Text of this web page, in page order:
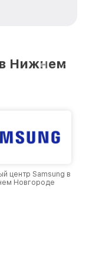
Philips, вне
в городе
Нижнем
центр Samsung в
Новгороде